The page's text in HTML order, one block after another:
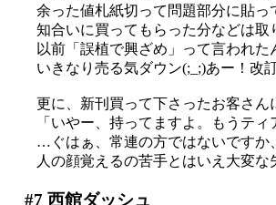
余った値札紙切って問題部分に貼っ
知合いに買ってもらった分などは取
以前「誤植で興ざめ」って言われ
いきなり売る気ダウン(;_;)あー！改
更に、新刊買って下さったお客さ
「いやー、持ってますよ。もうテ
…ぐはぁ、常連の方ではないですか
人の顔覚えるの苦手とはいえ大変な
#7 西館ダッシュ